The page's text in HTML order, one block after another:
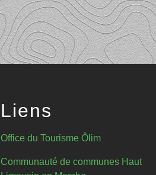
Liens
Office du Tourisme Ôlim
Communauté de communes Haut